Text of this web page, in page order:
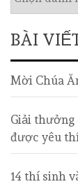
BÀI
Mời Chúa
Giải
được yêu
14 thí sinh